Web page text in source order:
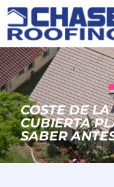
contenido
COSTE DE
CUBIERTA
SABER